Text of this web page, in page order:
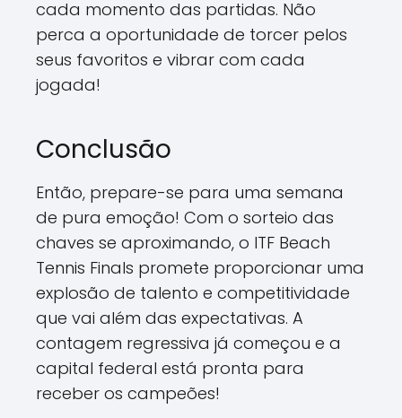
cada momento das partidas. Não
perca a oportunidade de torcer pelos
seus favoritos e vibrar com cada
jogada!
Conclusão
Então, prepare-se para uma semana
de pura emoção! Com o sorteio das
chaves se aproximando, o ITF Beach
Tennis Finals promete proporcionar uma
explosão de talento e competitividade
que vai além das expectativas. A
contagem regressiva já começou e a
capital federal está pronta para
receber os campeões!